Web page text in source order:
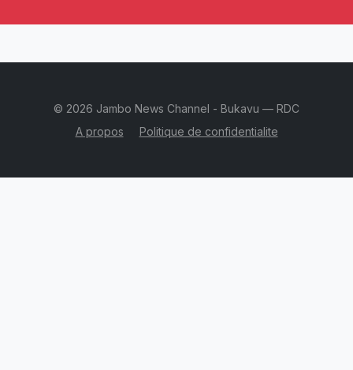
© 2026 Jambo News Channel - Bukavu — RDC
A propos
Politique de confidentialite